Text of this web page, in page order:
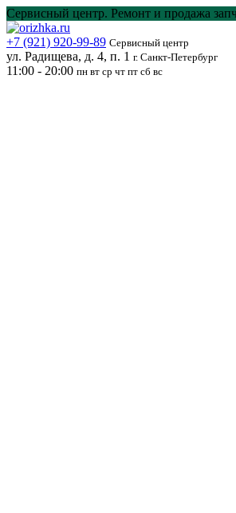
Перейти
к
содержанию
Сервисный центр. Ремонт и продажа
+7 (921) 920-99-89 Сервисный центр
ул. Радищева, д. 4, п. 1 г. Санкт-Петербург
11:00 - 20:00 пн вт ср чт пт сб вс